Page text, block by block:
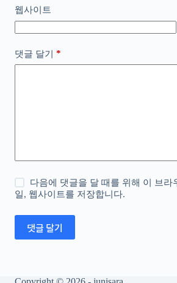
웹사이트
댓글 달기 *
다음에 댓글을 달 때를 위해 이 브라
일, 웹사이트를 저장합니다.
댓글 달기